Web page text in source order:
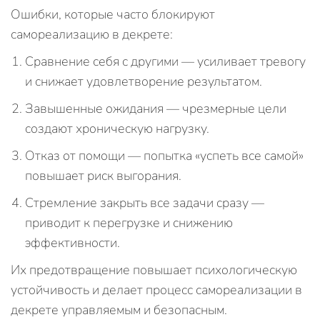
Ошибки, которые часто блокируют
самореализацию в декрете:
Сравнение себя с другими — усиливает тревогу
и снижает удовлетворение результатом.
Завышенные ожидания — чрезмерные цели
создают хроническую нагрузку.
Отказ от помощи — попытка «успеть все самой»
повышает риск выгорания.
Стремление закрыть все задачи сразу —
приводит к перегрузке и снижению
эффективности.
Их предотвращение повышает психологическую
устойчивость и делает процесс самореализации в
декрете управляемым и безопасным.